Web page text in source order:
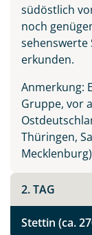
südöstlich
noch
sehenswerte
erkunden.
Anmerkung:
Gruppe, vor
Thüringen,
2. TAG
Stettin (ca.